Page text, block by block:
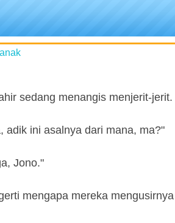
sedang menangis menjerit-jerit.
adik ini asalnya dari mana, ma?"
Jono."
mengapa mereka